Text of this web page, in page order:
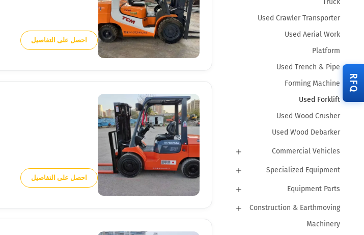
Truck
Used Crawler Transporter
Used Aerial Work
Platform
Used Trench & Pipe
Forming Machine
Used Forklift
Used Wood Crusher
Used Wood Debarker
Commercial Vehicles
Specialized Equipment
Equipment Parts
Construction & Earthmoving
Machinery
احصل على التفاصيل
احصل على التفاصيل
RFQ